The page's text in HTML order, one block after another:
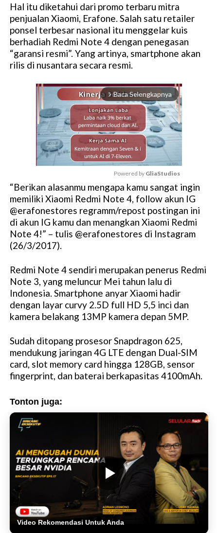
Hal itu diketahui dari promo terbaru mitra
penjualan Xiaomi, Erafone. Salah satu retailer
ponsel terbesar nasional itu menggelar kuis
berhadiah Redmi Note 4 dengan penegasan
“garansi resmi”. Yang artinya, smartphone akan
rilis di nusantara secara resmi.
arrow_forward_ios Baca Selengkapnya
M
u
t
e
Powered by GliaStudios
“Berikan alasanmu mengapa kamu sangat ingin
memiliki Xiaomi Redmi Note 4, follow akun IG
@erafonestores regramm/repost postingan ini
di akun IG kamu dan menangkan Xiaomi Redmi
Note 4!” – tulis @erafonestores di Instagram
(26/3/2017).
Redmi Note 4 sendiri merupakan penerus Redmi
Note 3, yang meluncur Mei tahun lalu di
Indonesia. Smartphone anyar Xiaomi hadir
dengan layar curvy 2.5D full HD 5,5 inci dan
kamera belakang 13MP kamera depan 5MP.
Sudah ditopang prosesor Snapdragon 625,
mendukung jaringan 4G LTE dengan Dual-SIM
card, slot memory card hingga 128GB, sensor
fingerprint, dan baterai berkapasitas 4100mAh.
Tonton juga:
Video Rekomendasi Untuk Anda